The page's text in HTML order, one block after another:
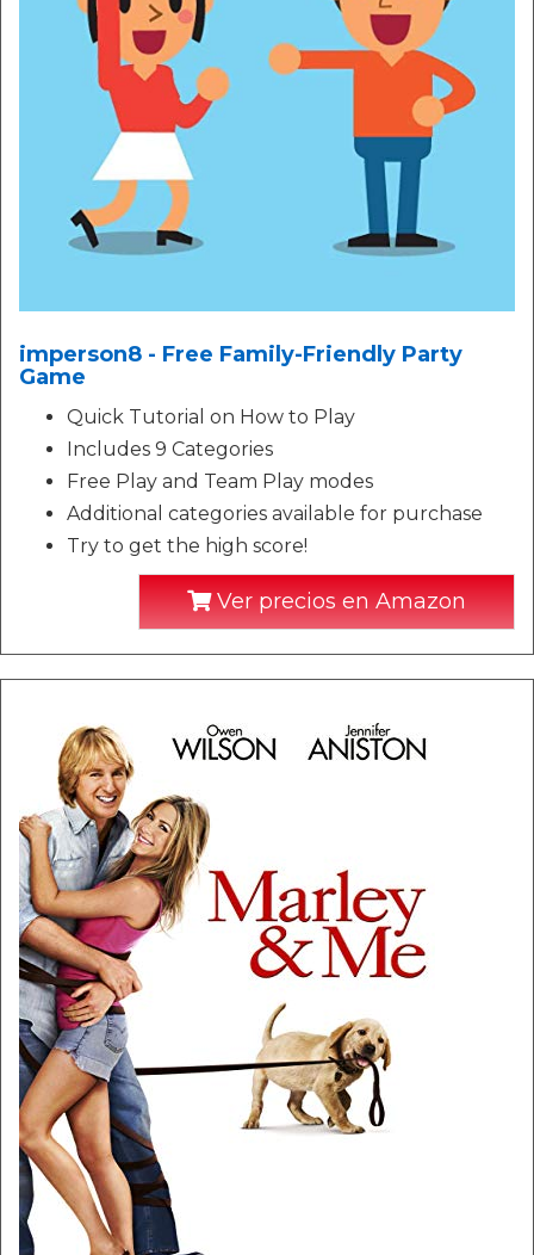
imperson8 - Free Family-Friendly Party
Game
Quick Tutorial on How to Play
Includes 9 Categories
Free Play and Team Play modes
Additional categories available for purchase
Try to get the high score!
Ver precios en Amazon